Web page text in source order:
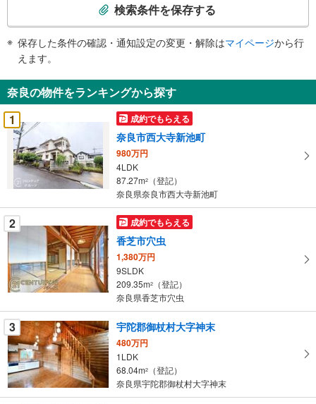
知
を
受
け
取
る
条
件
を
マ
イ
ペ
ー
に
保
存
す
る
検索条件を保存する
保存した条件の確認・通知設定の変更・解除はマイページから行
えます。
奈良の物件をランキングから探す
1
成約でもらえる
奈良市西大寺新池町
980万円
4LDK
87.27m2
（登記）
奈良県奈良市西大寺新池町
2 成約でもらえる
香芝市穴虫
1,380万円
9SLDK
209.35m2
（登記）
奈良県香芝市穴虫
3 宇陀郡御杖村大字神末
480万円
1LDK
68.04m2
（登記）
奈良県宇陀郡御杖村大字神末